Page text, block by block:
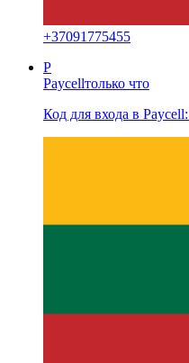
+37091775455
P
Paycellтолько что
Код для входа в